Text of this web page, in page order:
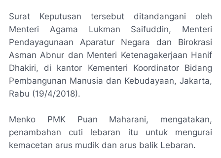
Surat Keputusan tersebut ditandangani oleh
Menteri Agama Lukman Saifuddin, Menteri
Pendayagunaan Aparatur Negara dan Birokrasi
Asman Abnur dan Menteri Ketenagakerjaan Hanif
Dhakiri, di kantor Kementeri Koordinator Bidang
Pembangunan Manusia dan Kebudayaan, Jakarta,
Rabu (19/4/2018).
Menko PMK Puan Maharani, mengatakan,
penambahan cuti lebaran itu untuk mengurai
kemacetan arus mudik dan arus balik Lebaran.